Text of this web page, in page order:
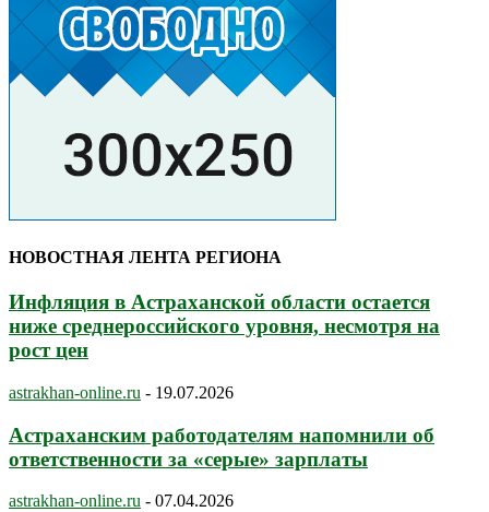
НОВОСТНАЯ ЛЕНТА РЕГИОНА
Инфляция в Астраханской области остается
ниже среднероссийского уровня, несмотря на
рост цен
astrakhan-online.ru - 19.07.2026
Астраханским работодателям напомнили об
ответственности за «серые» зарплаты
astrakhan-online.ru - 07.04.2026